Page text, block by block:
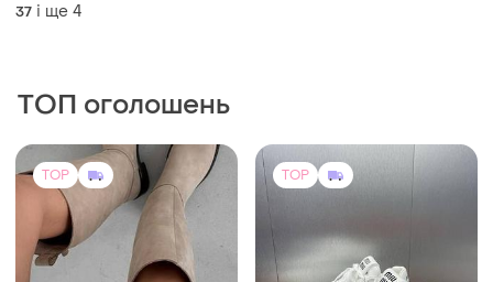
37 і ще 4
ТОП оголошень
TOP TOP